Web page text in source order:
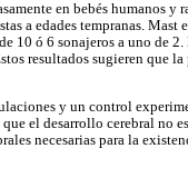
en bebés humanos y
a edades tempranas.
10 ó 6 sonajeros a uno de
resultados sugieren que
y un control
el desarrollo cerebral no
necesarias para la